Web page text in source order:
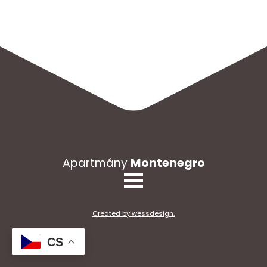
Apartmány Montenegro
Created by wessdesign.
CS